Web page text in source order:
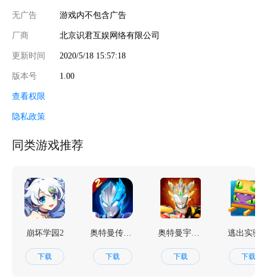
无广告 游戏内不包含广告
厂商 北京识君互娱网络有限公司
更新时间 2020/5/18 15:57:18
版本号 1.00
查看权限
隐私政策
同类游戏推荐
崩坏学园2
下载
奥特曼传奇英雄2
下载
奥特曼宇宙英雄
下载
逃出实验
下载